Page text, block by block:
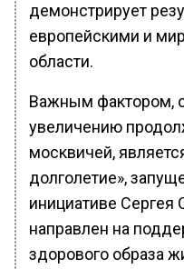
демонстрирует
европейскими и
области.
Важным фактором,
увеличению
москвичей,
долголетие»,
инициативе Сергея
направлен на
здорового образа